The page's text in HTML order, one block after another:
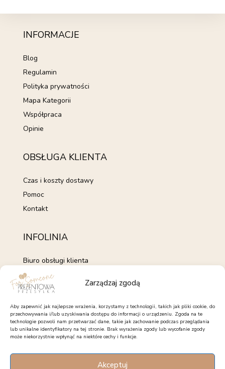
Zarządzaj zgodą
Aby zapewnić jak najlepsze wrażenia, korzystamy z technologii, takich jak pliki cookie, do
przechowywania i/lub uzyskiwania dostępu do informacji o urządzeniu. Zgoda na te
technologie pozwoli nam przetwarzać dane, takie jak zachowanie podczas przeglądania
lub unikalne identyfikatory na tej stronie. Brak wyrażenia zgody lub wycofanie zgody
może niekorzystnie wpłynąć na niektóre cechy i funkcje.
Akceptuj
INFORMACJE
Blog
Regulamin
Polityka prywatności
Mapa Kategorii
Współpraca
Opinie
OBSŁUGA KLIENTA
Czas i koszty dostawy
Pomoc
Kontakt
INFOLINIA
Biuro obsługi klienta
+48 735 843 843
pon. - pt. 7:00 - 15:00
kontakt@forsomeone.pl